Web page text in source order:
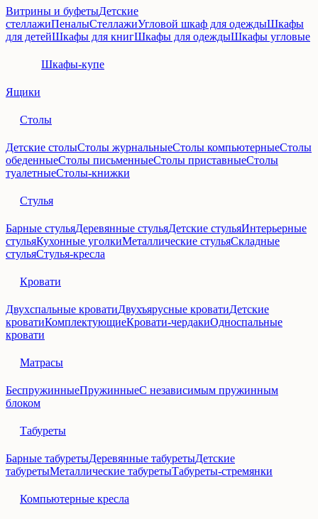
Витрины и буфетыДетские
стеллажиПеналыСтеллажиУгловой шкаф для одеждыШкафы
для детейШкафы для книгШкафы для одеждыШкафы угловые
Шкафы-купе
Ящики
Столы
Детские столыСтолы журнальныеСтолы компьютерныеСтолы
обеденныеСтолы письменныеСтолы приставныеСтолы
туалетныеСтолы-книжки
Стулья
Барные стульяДеревянные стульяДетские стульяИнтерьерные
стульяКухонные уголкиМеталлические стульяСкладные
стульяСтулья-кресла
Кровати
Двухспальные кроватиДвухъярусные кроватиДетские
кроватиКомплектующиеКровати-чердакиОдноспальные
кровати
Матрасы
БеспружинныеПружинныеС независимым пружинным
блоком
Табуреты
Барные табуретыДеревянные табуретыДетские
табуретыМеталлические табуретыТабуреты-стремянки
Компьютерные кресла